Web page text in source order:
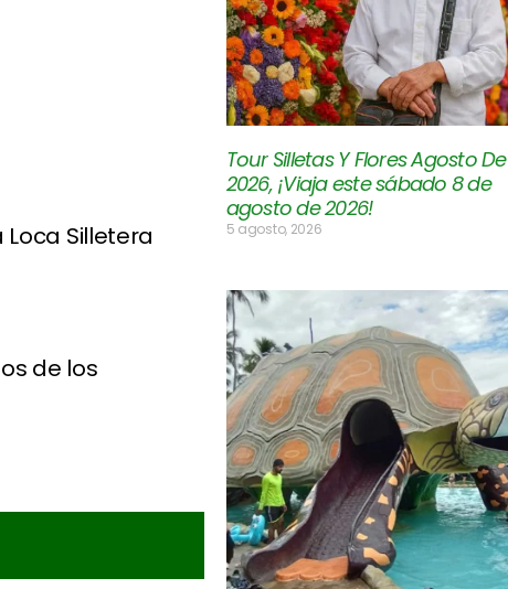
Silletera
de los
Tour Silletas Y Flores Agosto De
2026, ¡Viaja este sábado 8 de
agosto de 2026!
5 agosto, 2026